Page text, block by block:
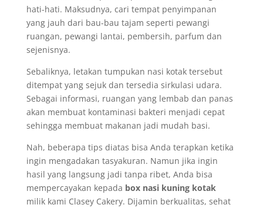
hati-hati. Maksudnya, cari tempat penyimpanan
yang jauh dari bau-bau tajam seperti pewangi
ruangan, pewangi lantai, pembersih, parfum dan
sejenisnya.
Sebaliknya, letakan tumpukan nasi kotak tersebut
ditempat yang sejuk dan tersedia sirkulasi udara.
Sebagai informasi, ruangan yang lembab dan panas
akan membuat kontaminasi bakteri menjadi cepat
sehingga membuat makanan jadi mudah basi.
Nah, beberapa tips diatas bisa Anda terapkan ketika
ingin mengadakan tasyakuran. Namun jika ingin
hasil yang langsung jadi tanpa ribet, Anda bisa
mempercayakan kepada box nasi kuning kotak
milik kami Clasey Cakery. Dijamin berkualitas, sehat